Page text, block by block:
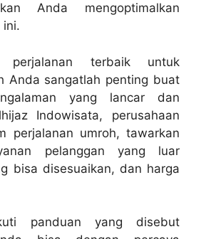
Anda mengoptimalkan
ini.
perjalanan terbaik untuk
Anda sangatlah penting buat
yang lancar dan
Indowisata, perusahaan
perjalanan umroh, tawarkan
pelanggan yang luar
bisa disesuaikan, dan harga
panduan yang disebut